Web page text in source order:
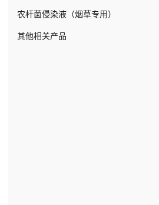
N6培养基及衍生培养基
Litvay培养基
国际古典营养液
定制营养液
化妆品微生物
植物病原微生物
农杆菌侵染液（烟草专用）
其他相关产品